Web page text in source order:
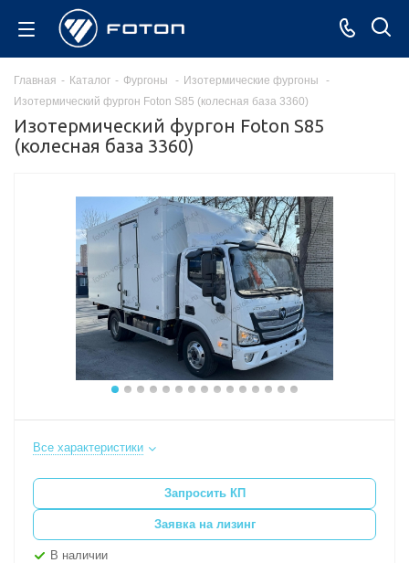
Главная - Каталог - Фургоны - Изотермические фургоны
-
Изотермический фургон Foton S85 (колесная база 3360)
Изотермический фургон Foton S85
(колесная база 3360)
Запросить КП
Заявка на лизинг
Все характеристики
В наличии